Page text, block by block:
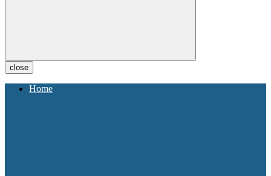
close
Home